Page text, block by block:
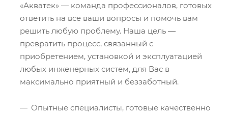
«Акватек» — команда профессионалов, готовых
ответить на все ваши вопросы и помочь вам
решить любую проблему. Наша цель —
превратить процесс, связанный с
приобретением, установкой и эксплуатацией
любых инженерных систем, для Вас в
максимально приятный и беззаботный.
Опытные специалисты, готовые качественно